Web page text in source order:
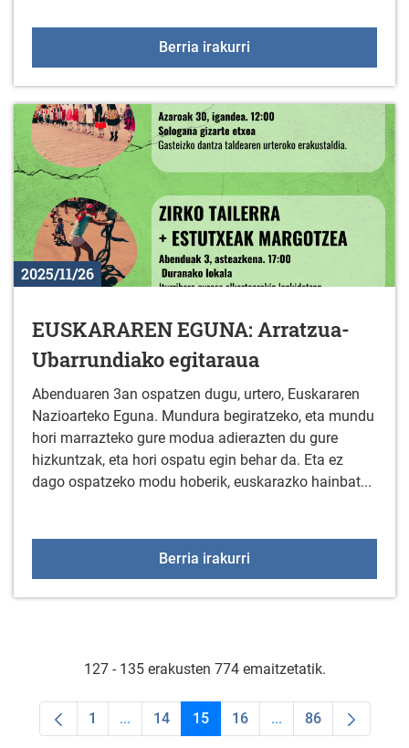
Berria irakurri
2025/11/26
EUSKARAREN EGUNA: Arratzua-
Ubarrundiako egitaraua
Abenduaren 3an ospatzen dugu, urtero, Euskararen
Nazioarteko Eguna. Mundura begiratzeko, eta mundu
hori marrazteko gure modua adierazten du gure
hizkuntzak, eta hori ospatu egin behar da. Eta ez
dago ospatzeko modu hoberik, euskarazko hainbat...
Berria irakurri
127 - 135 erakusten 774 emaitzetatik.
Orrialdea
1 ...Intermediate Pages Use TAB to navigate.
Orrialdea
14 Orrialdea
15 Orrialdea
16 ...Intermediate Pages
Orrialdea
86